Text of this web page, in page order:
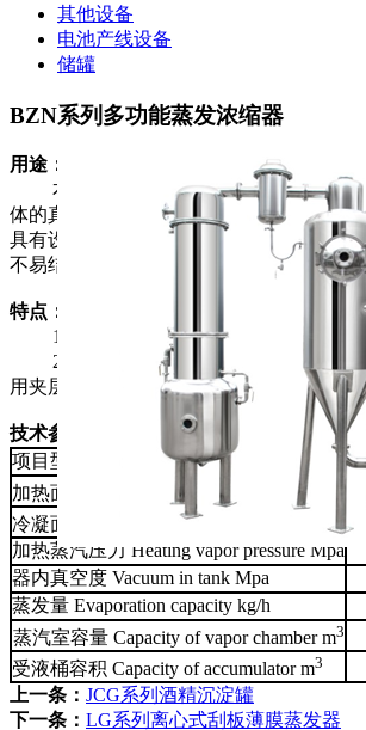
其他设备
电池产线设备
储罐
BZN系列多功能蒸发浓缩器
用途：
本设备用于中药水煎汁、中药醇液、
体的真空浓缩及常压浓缩、可浓缩成比重
具有设备投资少，效率高、浸膏损耗小，
不易结垢、安装高度低等优点。
特点：
1.加热器和蒸发器同时加热，提高蒸发
2.浓缩到最后，可把加热器中的物料反
用夹层加热蒸发，可得到更高浓度的浓缩液
技术参数：
项目型号
加热面积 Heating area m
冷凝面积 Condensing area m
加热蒸汽压力 Heating vapor pressure Mpa
器内真空度 Vacuum in tank Mpa
蒸发量 Evaporation capacity kg/h
蒸汽室容量 Capacity of vapor chamber m3
受液桶容积 Capacity of accumulator m3
上一条： JCG系列酒精沉淀罐
下一条： LG系列离心式刮板薄膜蒸发器